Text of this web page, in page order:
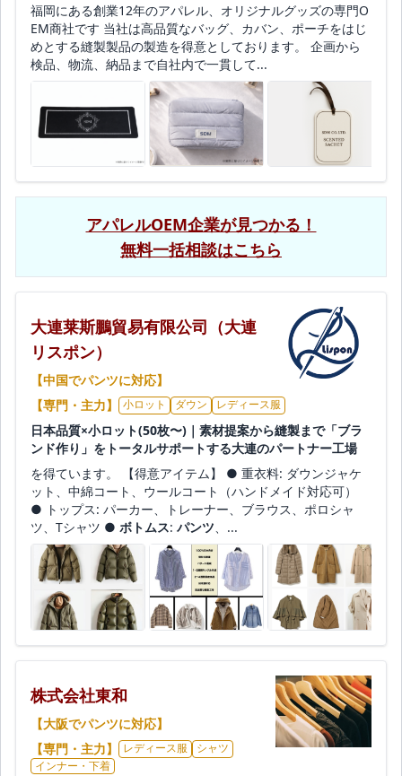
福岡にある創業12年のアパレル、オリジナルグッズの専門O
EM商社です 当社は高品質なバッグ、カバン、ポーチをはじ
めとする縫製製品の製造を得意としております。 企画から
検品、物流、納品まで自社内で一貫して...
アパレルOEM企業が見つかる！
無料一括相談はこちら
大連莱斯鵬貿易有限公司（大連
リスポン）
【中国でパンツに対応】
【専門・主力】
小ロット ダウン レディース服
日本品質×小ロット(50枚〜)｜素材提案から縫製まで「ブラ
ンド作り」をトータルサポートする大連のパートナー工場
を得ています。 【得意アイテム】 ● 重衣料: ダウンジャケ
ット、中綿コート、ウールコート（ハンドメイド対応可）
● トップス: パーカー、トレーナー、ブラウス、ポロシャ
ツ、Tシャツ ● ボトムス: パンツ、...
株式会社東和
【大阪でパンツに対応】
【専門・主力】
レディース服
シャツ
インナー・下着